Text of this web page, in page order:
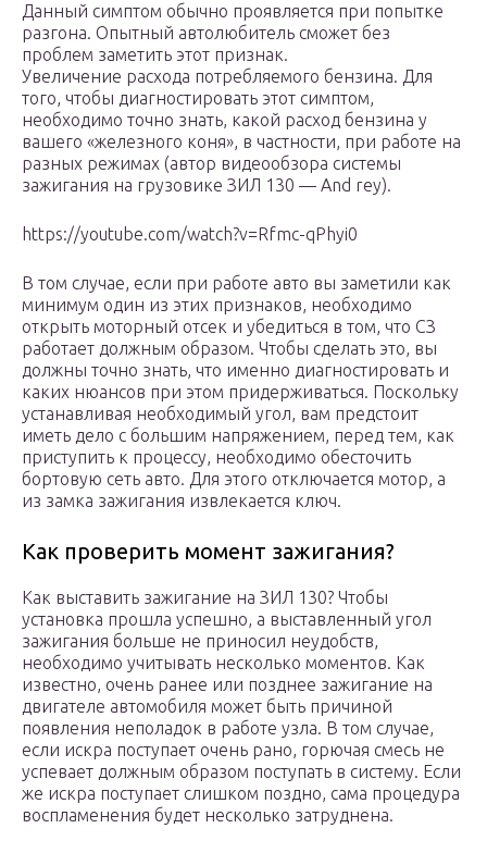
Данный симптом обычно проявляется при попытке
разгона. Опытный автолюбитель сможет без
проблем заметить этот признак.
Увеличение расхода потребляемого бензина. Для
того, чтобы диагностировать этот симптом,
необходимо точно знать, какой расход бензина у
вашего «железного коня», в частности, при работе на
разных режимах (автор видеообзора системы
зажигания на грузовике ЗИЛ 130 — And rey).
https://youtube.com/watch?v=Rfmc-qPhyi0
В том случае, если при работе авто вы заметили как
минимум один из этих признаков, необходимо
открыть моторный отсек и убедиться в том, что СЗ
работает должным образом. Чтобы сделать это, вы
должны точно знать, что именно диагностировать и
каких нюансов при этом придерживаться. Поскольку
устанавливая необходимый угол, вам предстоит
иметь дело с большим напряжением, перед тем, как
приступить к процессу, необходимо обесточить
бортовую сеть авто. Для этого отключается мотор, а
из замка зажигания извлекается ключ.
Как проверить момент зажигания?
Как выставить зажигание на ЗИЛ 130? Чтобы
установка прошла успешно, а выставленный угол
зажигания больше не приносил неудобств,
необходимо учитывать несколько моментов. Как
известно, очень ранее или позднее зажигание на
двигателе автомобиля может быть причиной
появления неполадок в работе узла. В том случае,
если искра поступает очень рано, горючая смесь не
успевает должным образом поступать в систему. Если
же искра поступает слишком поздно, сама процедура
воспламенения будет несколько затруднена.